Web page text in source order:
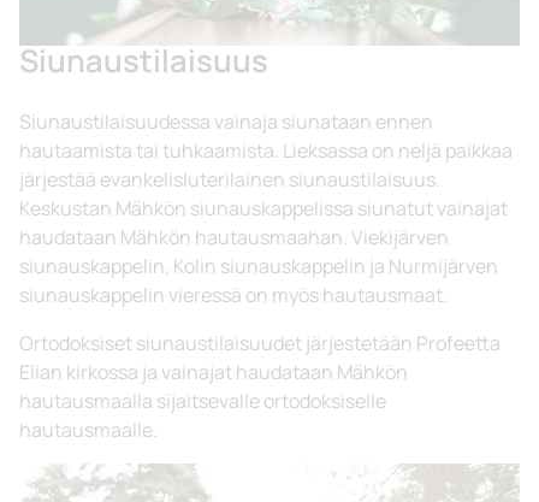
Siunaustilaisuus
Siunaustilaisuudessa vainaja siunataan ennen
hautaamista tai tuhkaamista. Lieksassa on neljä paikkaa
järjestää evankelisluterilainen siunaustilaisuus.
Keskustan Mähkön siunauskappelissa siunatut vainajat
haudataan Mähkön hautausmaahan. Viekijärven
siunauskappelin, Kolin siunauskappelin ja Nurmijärven
siunauskappelin vieressä on myös hautausmaat.
Ortodoksiset siunaustilaisuudet järjestetään Profeetta
Elian kirkossa ja vainajat haudataan Mähkön
hautausmaalla sijaitsevalle ortodoksiselle
hautausmaalle.